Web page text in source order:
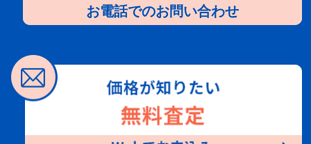
お電話でのお問い合わせ